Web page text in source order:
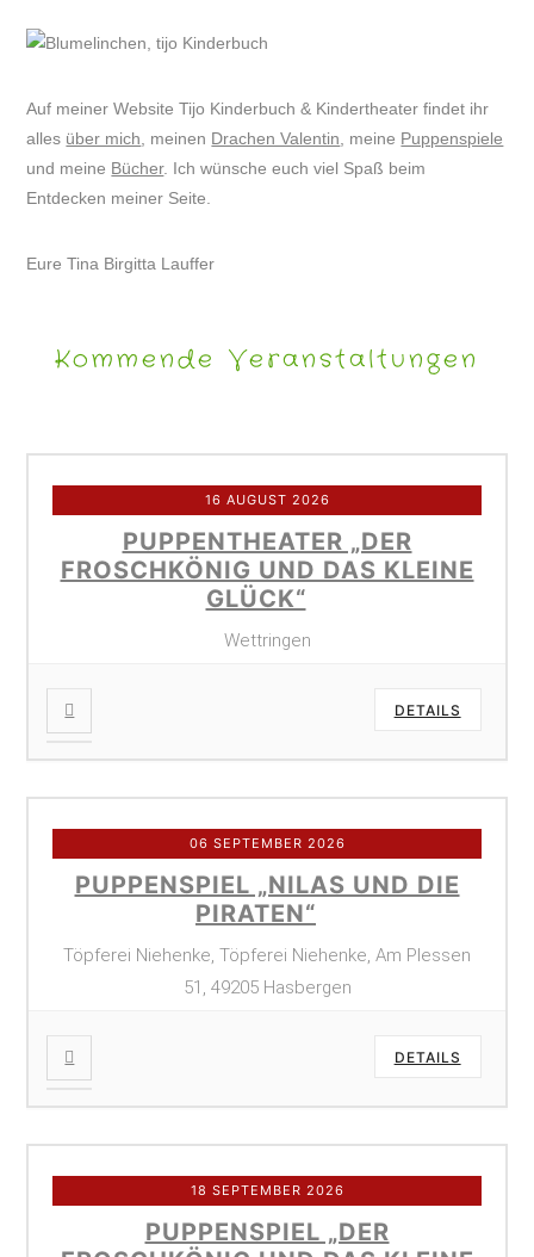
Auf meiner Website Tijo Kinderbuch & Kindertheater findet ihr
alles über mich , meinen Drachen Valentin , meine Puppenspiele
und meine Bücher. Ich wünsche euch viel Spaß beim
Entdecken meiner Seite.
Eure Tina Birgitta Lauffer
Kommende Veranstaltungen
16 AUGUST 2026
PUPPENTHEATER „DER
FROSCHKÖNIG UND DAS KLEINE
GLÜCK“
Wettringen
DETAILS
06 SEPTEMBER 2026
PUPPENSPIEL „NILAS UND DIE
PIRATEN“
Töpferei Niehenke, Töpferei Niehenke, Am Plessen
51, 49205 Hasbergen
DETAILS
18 SEPTEMBER 2026
PUPPENSPIEL „DER